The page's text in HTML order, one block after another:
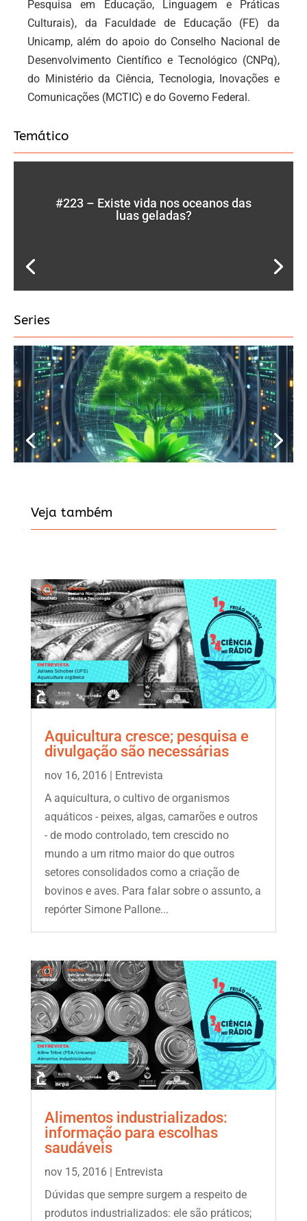
Pesquisa em Educação, Linguagem e Práticas
Culturais), da Faculdade de Educação (FE) da
Unicamp, além do apoio do Conselho Nacional de
Desenvolvimento Científico e Tecnológico (CNPq),
do Ministério da Ciência, Tecnologia, Inovações e
Comunicações (MCTIC) e do Governo Federal.
Temático
#223 – Existe vida nos oceanos das
luas geladas?
Series
Veja também
Aquicultura cresce; pesquisa e
divulgação são necessárias
nov 16, 2016| Entrevista
A aquicultura, o cultivo de organismos
aquáticos - peixes, algas, camarões e outros
- de modo controlado, tem crescido no
mundo a um ritmo maior do que outros
setores consolidados como a criação de
bovinos e aves. Para falar sobre o assunto, a
repórter Simone Pallone...
Alimentos industrializados:
informação para escolhas
saudáveis
nov 15, 2016|
Entrevista
Dúvidas que sempre surgem a respeito de
produtos industrializados: ele são práticos;